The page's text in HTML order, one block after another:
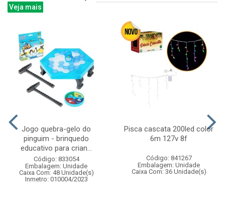
Veja mais
Jogo quebra-gelo do
pinguim - brinquedo
educativo para crian...
Código: 833054
Embalagem: Unidade
Caixa Com: 48 Unidade(s)
Inmetro: 010004/2023
Pisca cascata 200led color
6m 127v 8f
Código: 841267
Embalagem: Unidade
Caixa Com: 36 Unidade(s)